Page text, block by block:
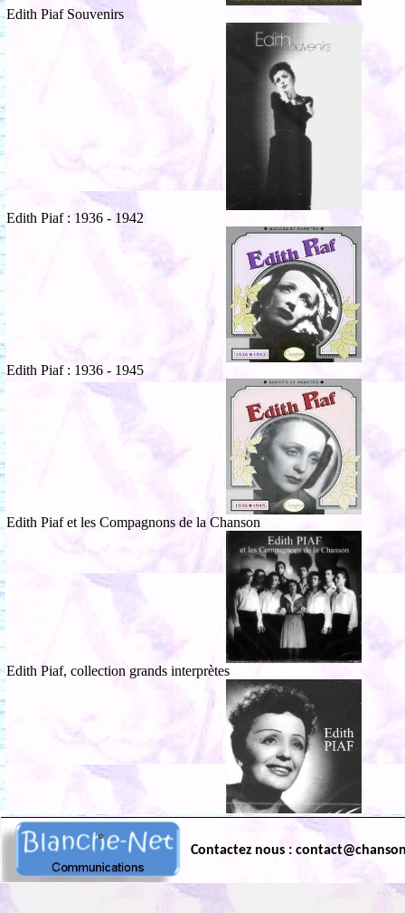
Edith Piaf Souvenirs
Edith Piaf : 1936 - 1942
Edith Piaf : 1936 - 1945
Edith Piaf et les Compagnons de la Chanson
Edith Piaf, collection grands interprètes
Contactez nous :